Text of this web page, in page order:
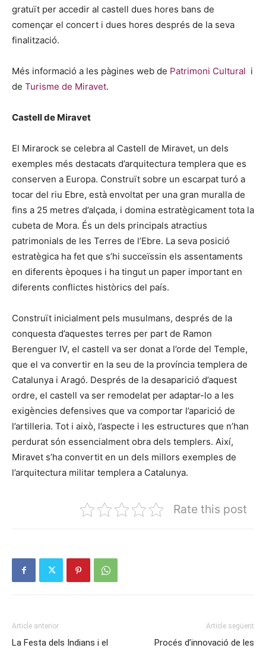
gratuït per accedir al castell dues hores bans de
començar el concert i dues hores després de la seva
finalització.
Més informació a les pàgines web de Patrimoni Cultural i
de Turisme de Miravet.
Castell de Miravet
El Mirarock se celebra al Castell de Miravet, un dels
exemples més destacats d’arquitectura templera que es
conserven a Europa. Construït sobre un escarpat turó a
tocar del riu Ebre, està envoltat per una gran muralla de
fins a 25 metres d’alçada, i domina estratègicament tota la
cubeta de Mora. És un dels principals atractius
patrimonials de les Terres de l’Ebre. La seva posició
estratègica ha fet que s’hi succeïssin els assentaments
en diferents èpoques i ha tingut un paper important en
diferents conflictes històrics del país.
Construït inicialment pels musulmans, després de la
conquesta d’aquestes terres per part de Ramon
Berenguer IV, el castell va ser donat a l’orde del Temple,
que el va convertir en la seu de la província templera de
Catalunya i Aragó. Després de la desaparició d’aquest
ordre, el castell va ser remodelat per adaptar-lo a les
exigències defensives que va comportar l’aparició de
l’artilleria. Tot i això, l’aspecte i les estructures que n’han
perdurat són essencialment obra dels templers. Així,
Miravet s’ha convertit en un dels millors exemples de
l’arquitectura militar templera a Catalunya.
Rate this post
Article anterior
La Festa dels Indians i el
Article següent
Procés d’innovació de les